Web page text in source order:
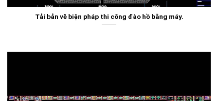
Tải bản vẽ biện pháp thi công đào hồ bằng máy.